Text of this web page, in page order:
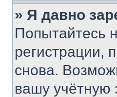
» Я давно
Попытайтесь
регистрации,
снова.
вашу учётную